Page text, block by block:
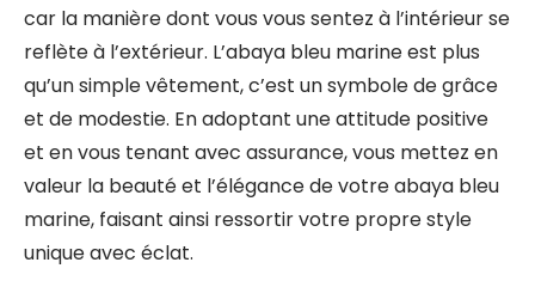
car la manière dont vous vous sentez à l’intérieur se
reflète à l’extérieur. L’abaya bleu marine est plus
qu’un simple vêtement, c’est un symbole de grâce
et de modestie. En adoptant une attitude positive
et en vous tenant avec assurance, vous mettez en
valeur la beauté et l’élégance de votre abaya bleu
marine, faisant ainsi ressortir votre propre style
unique avec éclat.